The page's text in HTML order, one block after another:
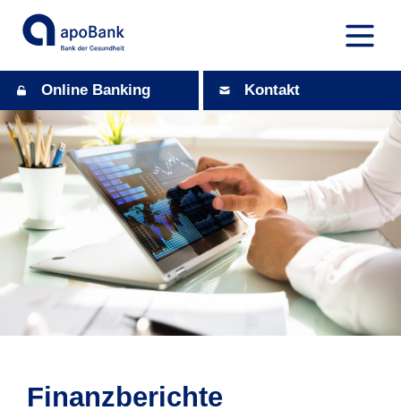
Online Banking Kontakt
Finanzberichte